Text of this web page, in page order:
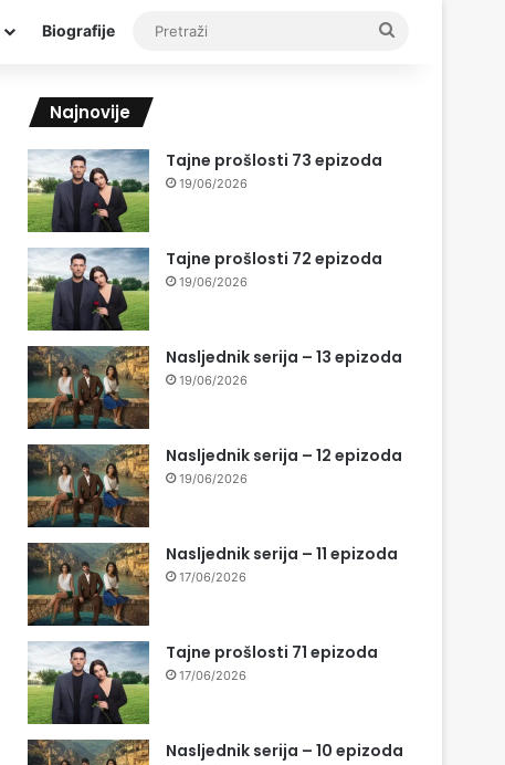
Biografije
Najnovije
Tajne prošlosti 73 epizoda
19/06/2026
Tajne prošlosti 72 epizoda
19/06/2026
Nasljednik serija – 13 epizoda
19/06/2026
Nasljednik serija – 12 epizoda
19/06/2026
Nasljednik serija – 11 epizoda
17/06/2026
Tajne prošlosti 71 epizoda
17/06/2026
Nasljednik serija – 10 epizoda